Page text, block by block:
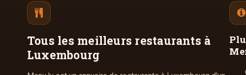
Tous les meilleurs restaurants à
Luxembourg